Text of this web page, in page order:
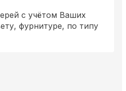
с учётом Ваших
фурнитуре, по типу